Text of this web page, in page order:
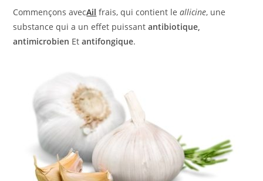
Commençons avecAil frais, qui contient leallicine, une
substance qui a un effet puissant antibiotique,
antimicrobien Et antifongique.